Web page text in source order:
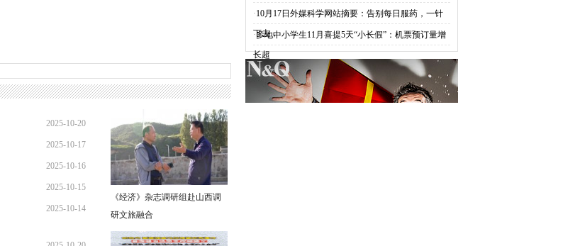
2025-10-20
10:53:50
2025-10-17
11:05:19
2025-10-16
18:33:46
2025-10-15
16:00:27
2025-10-14
《经济》杂志调研组赴山西调
研文旅融合
·10月17日外媒科学网站摘要：告别每日服药，一针
下去，
·多地中小学生11月喜提5天“小长假”：机票预订量增
长超